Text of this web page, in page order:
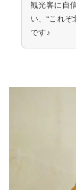
観光客に自
い、“これぞ
です♪